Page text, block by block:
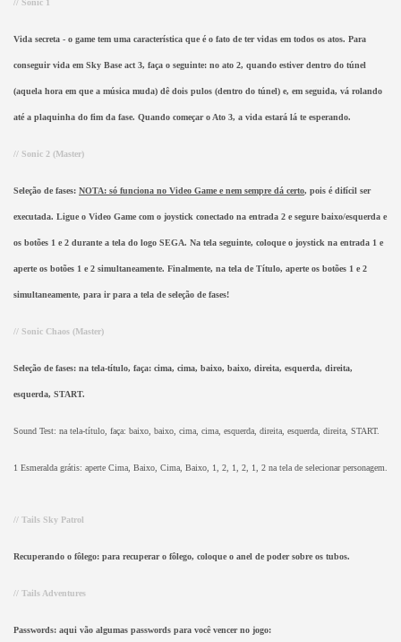
// Sonic 1
Vida secreta - o game tem uma característica que é o fato de ter vidas em todos os atos. Para
conseguir vida em Sky Base act 3, faça o seguinte: no ato 2, quando estiver dentro do túnel
(aquela hora em que a música muda) dê dois pulos (dentro do túnel) e, em seguida, vá rolando
até a plaquinha do fim da fase. Quando começar o Ato 3, a vida estará lá te esperando.
// Sonic 2 (Master)
Seleção de fases: NOTA: só funciona no Video Game e nem sempre dá certo, pois é difícil ser
executada. Ligue o Video Game com o joystick conectado na entrada 2 e segure baixo/esquerda e
os botões 1 e 2 durante a tela do logo SEGA. Na tela seguinte, coloque o joystick na entrada 1 e
aperte os botões 1 e 2 simultaneamente. Finalmente, na tela de Título, aperte os botões 1 e 2
simultaneamente, para ir para a tela de seleção de fases!
// Sonic Chaos (Master)
Seleção de fases: na tela-título, faça: cima, cima, baixo, baixo, direita, esquerda, direita,
esquerda, START.
Sound Test: na tela-título, faça: baixo, baixo, cima, cima, esquerda, direita, esquerda, direita, START.
1 Esmeralda grátis: aperte Cima, Baixo, Cima, Baixo, 1, 2, 1, 2, 1, 2 na tela de selecionar personagem.
// Tails Sky Patrol
Recuperando o fôlego: para recuperar o fôlego, coloque o anel de poder sobre os tubos.
// Tails Adventures
Passwords: aqui vão algumas passwords para você vencer no jogo: